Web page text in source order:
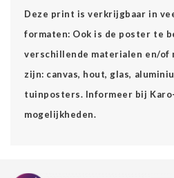
Deze print is verkrijgbaar in
formaten: Ook is de poster te
verschillende materialen en/of
zijn: canvas, hout, glas,
tuinposters. Informeer bij
mogelijkheden.